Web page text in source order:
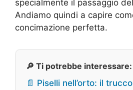
specialmente il passaggio
Andiamo quindi a capire
concimazione perfetta.
🔎 Ti potrebbe interessare:
📄 Piselli nell’orto: il